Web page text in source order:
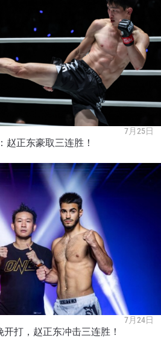
7月25日
赵正东豪取三连胜！
7月24日
开打，赵正东冲击三连胜！